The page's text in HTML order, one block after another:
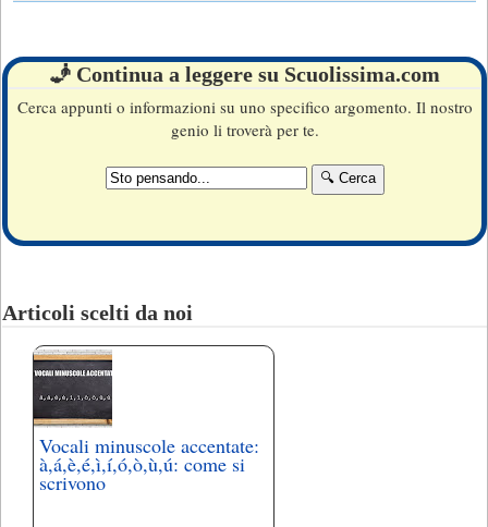
🧞 Continua a leggere su Scuolissima.com
Cerca appunti o informazioni su uno specifico argomento. Il nostro
genio li troverà per te.
Articoli scelti da noi
Vocali minuscole accentate:
à,á,è,é,ì,í,ó,ò,ù,ú: come si
scrivono